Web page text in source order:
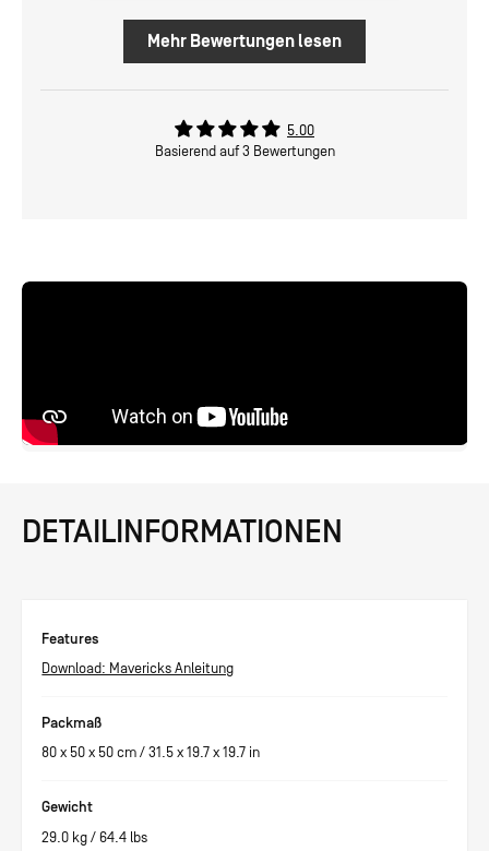
Mehr Bewertungen lesen
5.00
Basierend auf 3 Bewertungen
DETAILINFORMATIONEN
Features
Download: Mavericks Anleitung
Packmaß
80x 50x 50cm /31.5x19.7x19.7 in
Gewicht
29.0 kg /64.4 lbs